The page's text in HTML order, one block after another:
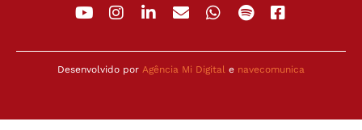
Desenvolvido por Agência Mi Digital e navecomunica